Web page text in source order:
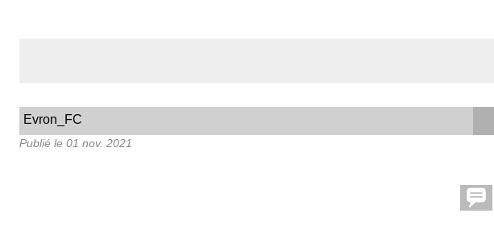
Evron_FC
Publié le 01 nov. 2021